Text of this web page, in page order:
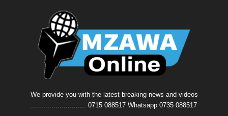
We provide you with the latest breaking news and videos
........................... 0715 088517 Whatsapp 0735 088517